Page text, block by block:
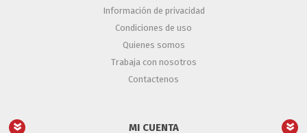
Información de privacidad
Condiciones de uso
Quienes somos
Trabaja con nosotros
Contactenos
MI CUENTA